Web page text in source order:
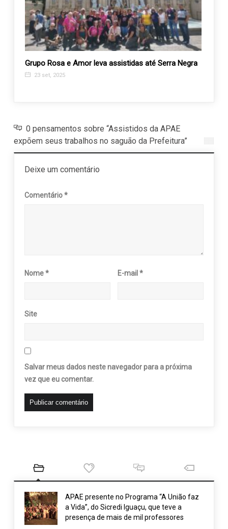
Grupo Rosa e Amor leva assistidas até Serra Negra
23 set, 2025
0 pensamentos sobre “Assistidos da APAE
expõem seus trabalhos no saguão da Prefeitura”
Deixe um comentário
Comentário*
Nome* E-mail*
Site
Salvar meus dados neste navegador para a próxima
vez que eu comentar.
APAE presente no Programa “A União faz
a Vida”, do Sicredi Iguaçu, que teve a
presença de mais de mil professores